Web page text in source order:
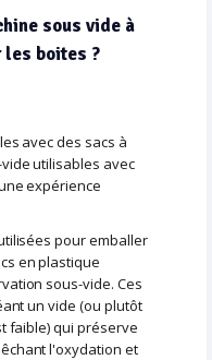
sous vide à
les boites ?
avec des sacs à
utilisables avec
expérience
pour emballer
en plastique
sous-vide. Ces
un vide (ou plutôt
faible) qui préserve
l'oxydation et